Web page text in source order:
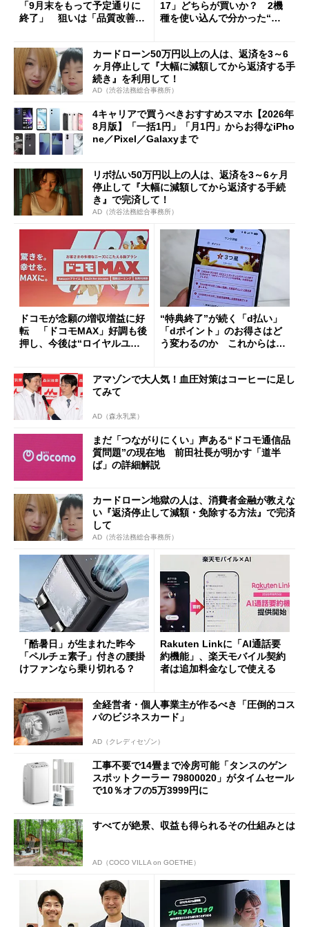
「9月末をもって予定通りに
終了」 狙いは「品質改善」
も
17」どちらが買いか？ 2機
種を使い込んで分かった“ス
カードローン50万円以上の人は、返済を3～6
ヶ月停止して『大幅に減額してから返済する手
続き』を利用して！
AD（渋谷法務総合事務所）
4キャリアで買うべきおすすめスマホ【2026年
8月版】「一括1円」「月1円」からお得なiPho
ne／Pixel／Galaxyまで
リボ払い50万円以上の人は、返済を3～6ヶ月
停止して『大幅に減額してから返済する手続
き』で完済して！
AD（渋谷法務総合事務所）
ドコモが念願の増収増益に好
転 「ドコモMAX」好調も後
押し、今後は“ロイヤルユー
“特典終了”が続く「d払い」
「dポイント」のお得さはど
う変わるのか これからは
アマゾンで大人気！血圧対策はコーヒーに足し
てみて
AD（森永乳業）
まだ「つながりにくい」声ある“ドコモ通信品
質問題”の現在地 前田社長が明かす「道半
ば」の詳細解説
カードローン地獄の人は、消費者金融が教えな
い『返済停止して減額・免除する方法』で完済
して
AD（渋谷法務総合事務所）
「酷暑日」が生まれた昨今
「ペルチェ素子」付きの腰掛
けファンなら乗り切れる？
Rakuten Linkに「AI通話要
約機能」、楽天モバイル契約
者は追加料金なしで使える
全経営者・個人事業主が作るべき「圧倒的コス
パのビジネスカード」
AD（クレディセゾン）
工事不要で14畳まで冷房可能「タンスのゲン
スポットクーラー 79800020」がタイムセール
で10％オフの5万3999円に
すべてが絶景、収益も得られるその仕組みとは
AD（COCO VILLA on GOETHE）